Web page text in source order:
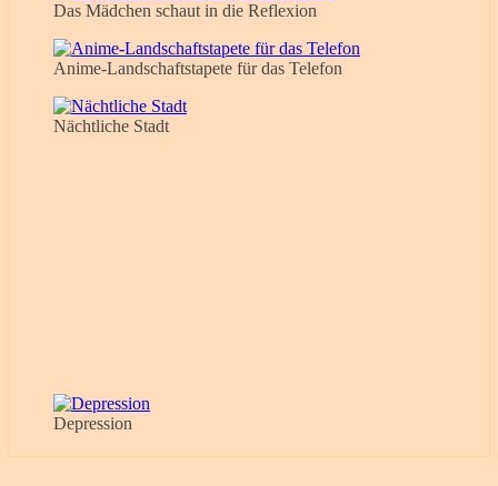
Das Mädchen schaut in die Reflexion
Anime-Landschaftstapete für das Telefon
Nächtliche Stadt
Depression